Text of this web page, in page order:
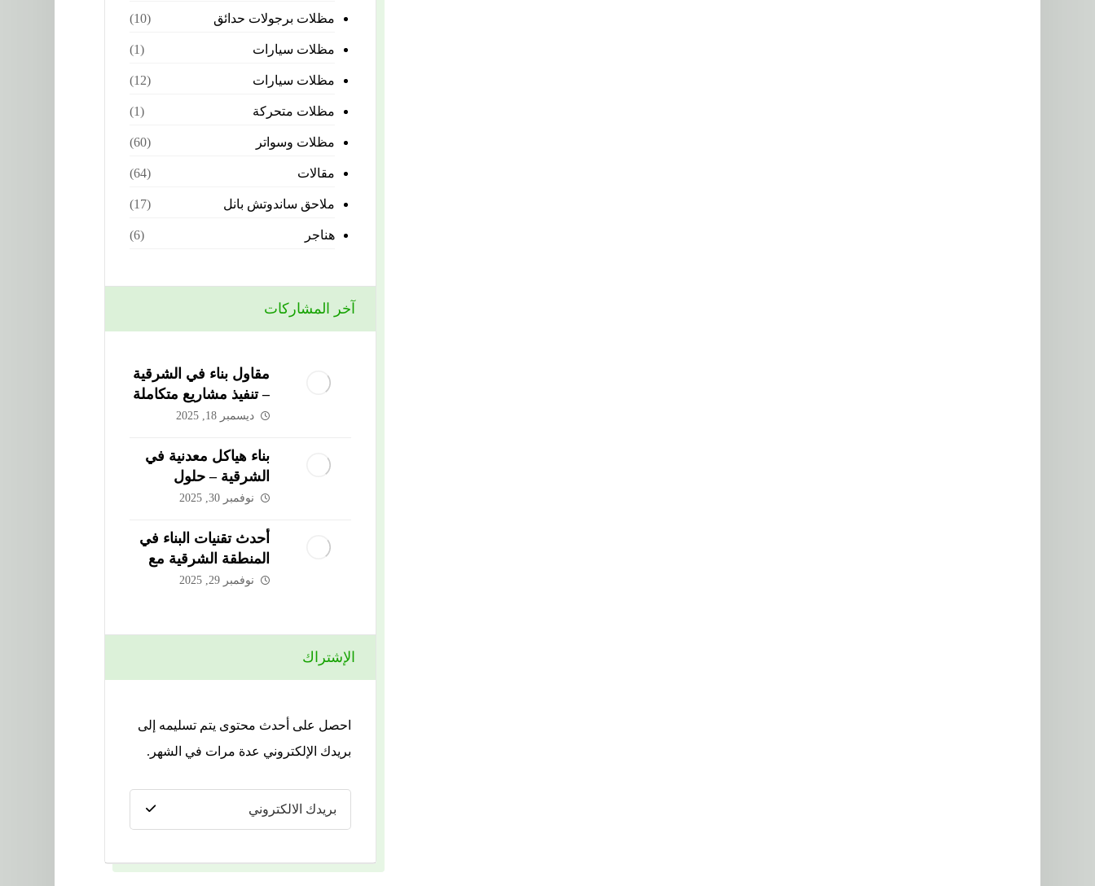
مظلات برجولات حدائق (10)
مظلات سيارات (1)
مظلات سيارات (12)
مظلات متحركة (1)
مظلات وسواتر (60)
مقالات (64)
ملاحق ساندوتش بانل (17)
هناجر (6)
آخر المشاركات
مقاول بناء في الشرقية
– تنفيذ مشاريع متكاملة
من شركة الحذيفي
ديسمبر 18, 2025
بناء هياكل معدنية في
الشرقية – حلول
متطورة من شركة
نوفمبر 30, 2025
أحدث تقنيات البناء في
المنطقة الشرقية مع
شركة الحذيفي
نوفمبر 29, 2025
الإشتراك
احصل على أحدث محتوى يتم تسليمه إلى
بريدك الإلكتروني عدة مرات في الشهر.